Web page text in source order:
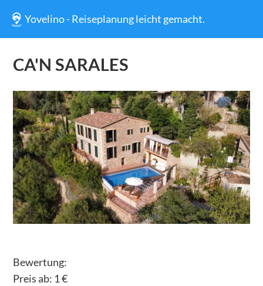
Yovelino - Reiseplanung leicht gemacht.
CA'N SARALES
Bewertung:
Preis ab: 1€